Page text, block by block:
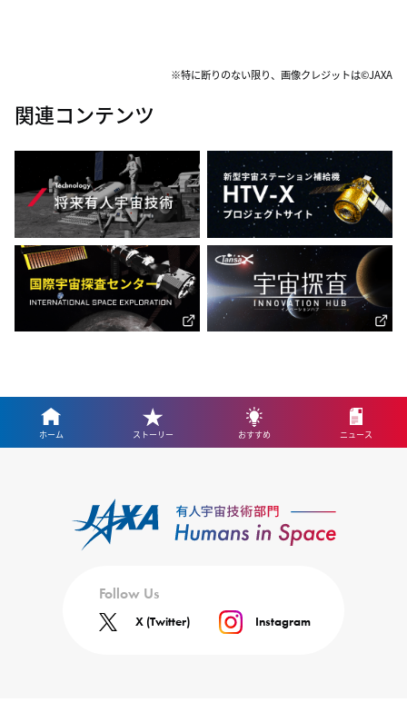
※特に断りのない限り、画像クレジットは©JAXA
関連コンテンツ
ホーム ストーリー おすすめ ニュース
Follow Us
X (Twitter) Instagram